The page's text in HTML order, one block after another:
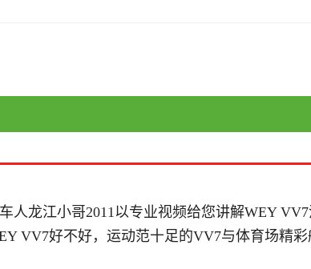
人龙江小哥2011以专业视频给您讲解WEY
VV7好不好，运动范十足的VV7与体育场精彩